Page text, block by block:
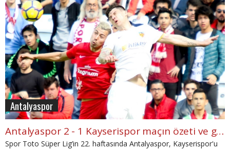
Antalyaspor
Antalyaspor 2 - 1 Kayserispor maçın özeti ve golleri (İZLE)
Spor Toto Süper Lig’in 22. haftasında Antalyaspor, Kayserispor'u